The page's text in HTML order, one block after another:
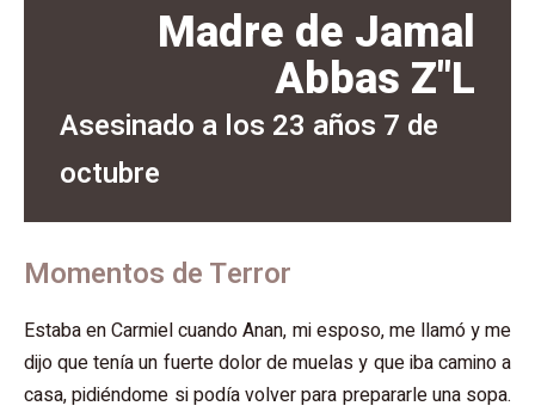
Madre de Jamal
Abbas Z"L
Asesinado a los 23 años 7 de
octubre
Momentos de Terror
Estaba en Carmiel cuando Anan, mi esposo, me llamó y me
dijo que tenía un fuerte dolor de muelas y que iba camino a
casa, pidiéndome si podía volver para prepararle una sopa.